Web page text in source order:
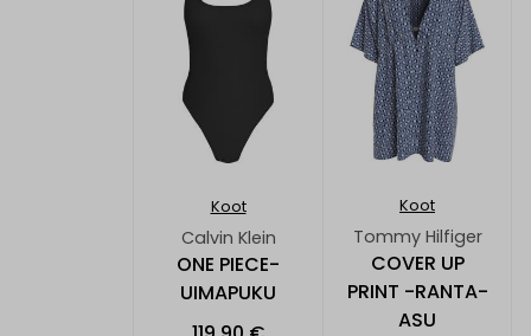
Koot
Calvin Klein
ONE PIECE-
UIMAPUKU
Koot
Tommy Hilfiger
COVER UP
PRINT -RANTA-
ASU